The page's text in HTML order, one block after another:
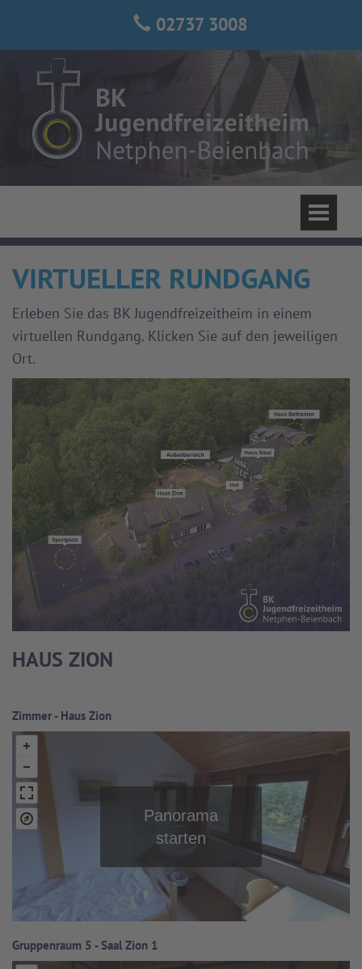
02737 3008
Toggle
VIRTUELLER RUNDGANG
Erleben Sie das BK Jugendfreizeitheim in einem
virtuellen Rundgang. Klicken Sie auf den jeweiligen
Ort.
HAUS ZION
Zimmer - Haus Zion
Gruppenraum 5 - Saal Zion 1